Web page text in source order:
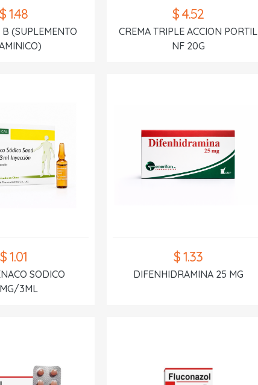
$ 1.48
(SUPLEMENTO
$ 4.52
CREMA TRIPLE ACCION PORTIL
NF 20G
$ 1.01
SODICO
3ML
$ 1.33
DIFENHIDRAMINA 25 MG